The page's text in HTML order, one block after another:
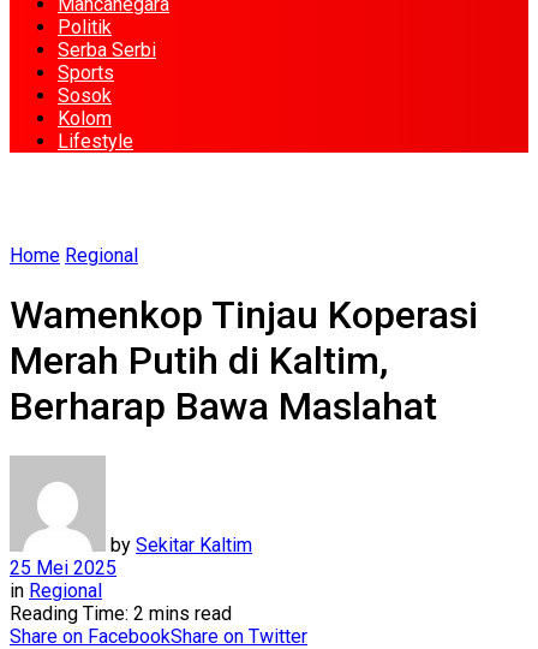
Politik
Serba Serbi
Sports
Sosok
Kolom
Lifestyle
Home Regional
Wamenkop Tinjau Koperasi
Merah Putih di Kaltim,
Berharap Bawa Maslahat
by Sekitar Kaltim
25 Mei 2025
in Regional
Reading Time: 2 mins read
Share on FacebookShare on Twitter